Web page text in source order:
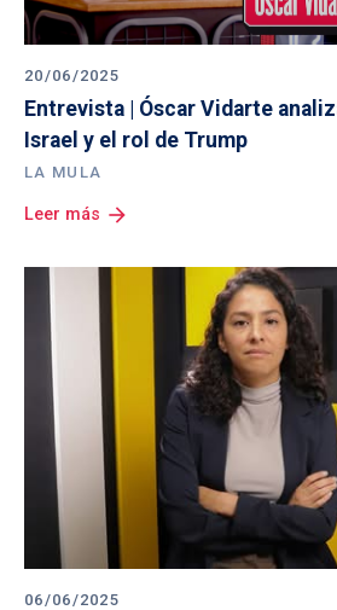
20/06/2025
Entrevista | Óscar Vidarte
Israel y el rol de Trump
LA MULA
Leer más arrow_forward
06/06/2025